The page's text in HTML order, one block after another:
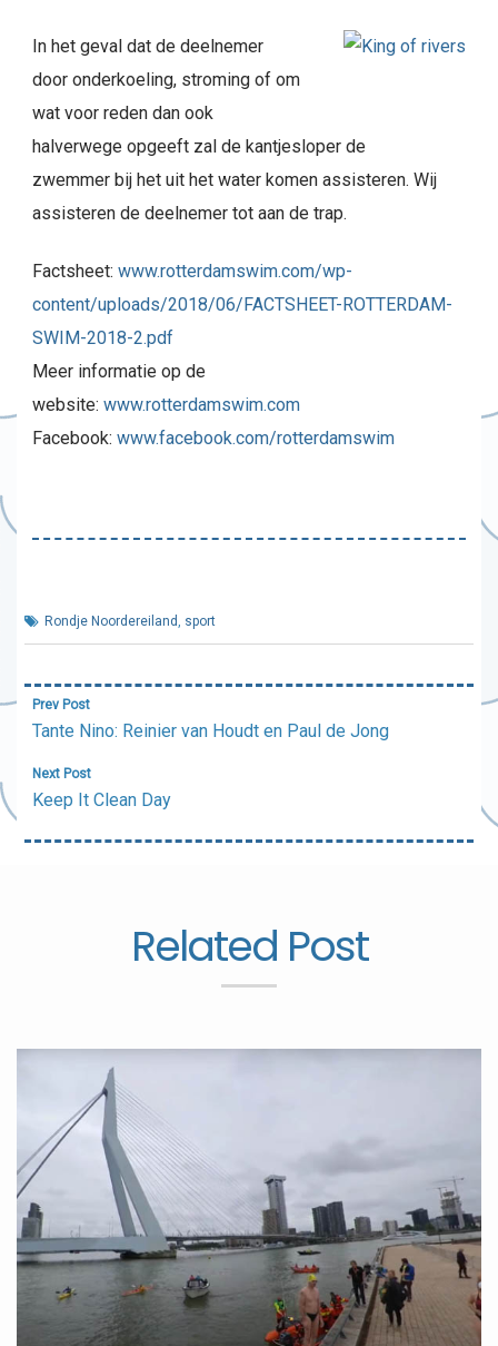
In het geval dat de deelnemer
door onderkoeling, stroming of om
wat voor reden dan ook
halverwege opgeeft zal de kantjesloper de
zwemmer bij het uit het water komen assisteren. Wij
assisteren de deelnemer tot aan de trap.
Factsheet: www.rotterdamswim.com/wp-
content/uploads/2018/06/FACTSHEET-ROTTERDAM-
SWIM-2018-2.pdf
Meer informatie op de
website: www.rotterdamswim.com
Facebook: www.facebook.com/rotterdamswim
Rondje Noordereiland sport
Bericht
navigatie
Prev Post
Tante Nino: Reinier van Houdt en Paul de Jong
Next Post
Keep It Clean Day
Related Post